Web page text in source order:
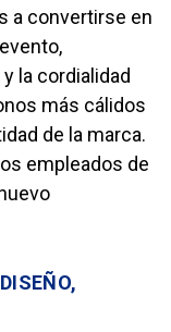
a convertirse en
la cordialidad
más cálidos
de la marca.
empleados de